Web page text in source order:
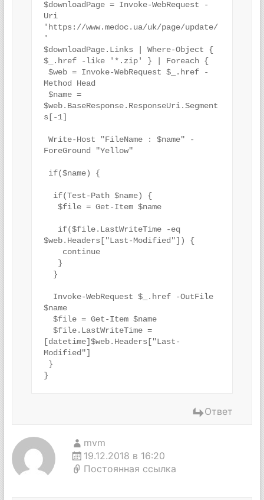
$downloadPage = Invoke-WebRequest -
Uri
'https://www.medoc.ua/uk/page/update/
'
$downloadPage.Links | Where-Object {
$_.href -like '*.zip' } | Foreach {
Method Head
$web.BaseResponse.ResponseUri.Segment
s[-1]
ForeGround "Yellow"
$web.Headers["Last-Modified"]) {
$name
[datetime]$web.Headers["Last-
Modified"]
}
Ответ
mvm
19.12.2018 в 16:20
Постоянная ссылка